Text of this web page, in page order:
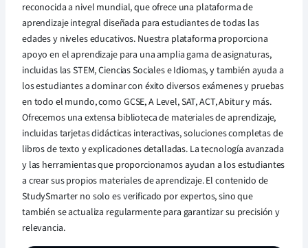
reconocida a nivel mundial, que ofrece una plataforma de
aprendizaje integral diseñada para estudiantes de todas las
edades y niveles educativos. Nuestra plataforma proporciona
apoyo en el aprendizaje para una amplia gama de asignaturas,
incluidas las STEM, Ciencias Sociales e Idiomas, y también ayuda a
los estudiantes a dominar con éxito diversos exámenes y pruebas
en todo el mundo, como GCSE, A Level, SAT, ACT, Abitur y más.
Ofrecemos una extensa biblioteca de materiales de aprendizaje,
incluidas tarjetas didácticas interactivas, soluciones completas de
libros de texto y explicaciones detalladas. La tecnología avanzada
y las herramientas que proporcionamos ayudan a los estudiantes
a crear sus propios materiales de aprendizaje. El contenido de
StudySmarter no solo es verificado por expertos, sino que
también se actualiza regularmente para garantizar su precisión y
relevancia.